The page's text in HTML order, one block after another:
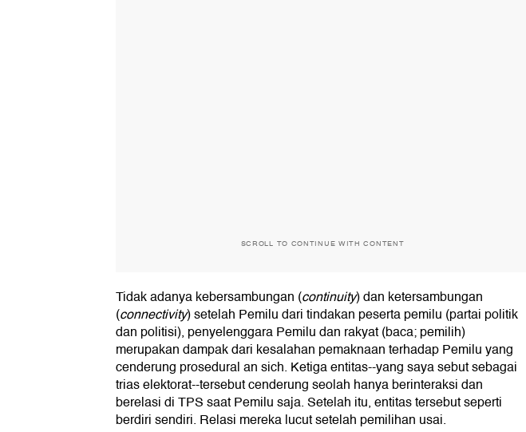
SCROLL TO CONTINUE WITH CONTENT
Tidak adanya kebersambungan (continuity) dan ketersambungan
(connectivity) setelah Pemilu dari tindakan peserta pemilu (partai politik
dan politisi), penyelenggara Pemilu dan rakyat (baca; pemilih)
merupakan dampak dari kesalahan pemaknaan terhadap Pemilu yang
cenderung prosedural an sich. Ketiga entitas--yang saya sebut sebagai
trias elektorat--tersebut cenderung seolah hanya berinteraksi dan
berelasi di TPS saat Pemilu saja. Setelah itu, entitas tersebut seperti
berdiri sendiri. Relasi mereka lucut setelah pemilihan usai.